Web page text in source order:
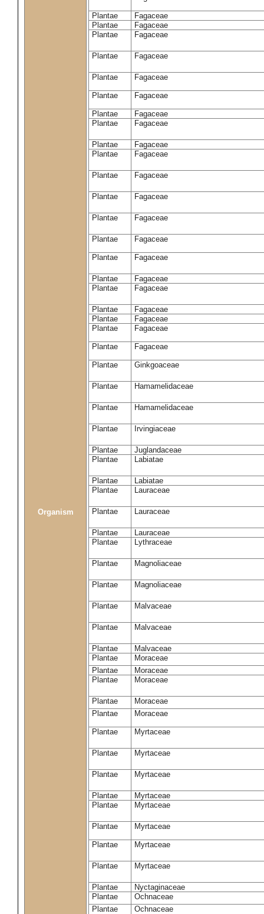
Organism
Plantae
Fagaceae
Plantae
Fagaceae
Plantae
Fagaceae
Plantae Fagaceae
Plantae Fagaceae
Plantae Fagaceae
Plantae
Fagaceae
Plantae
Fagaceae
Plantae
Fagaceae
Plantae
Fagaceae
Plantae Fagaceae
Plantae Fagaceae
Plantae Fagaceae
Plantae Fagaceae
Plantae Fagaceae
Plantae
Fagaceae
Plantae
Fagaceae
Plantae
Fagaceae
Plantae
Fagaceae
Plantae
Fagaceae
Plantae Fagaceae
Plantae Ginkgoaceae
Plantae Hamamelidaceae
Plantae Hamamelidaceae
Plantae Irvingiaceae
Plantae
Juglandaceae
Plantae
Labiatae
Plantae
Labiatae
Plantae
Lauraceae
Plantae Lauraceae
Plantae
Lauraceae
Plantae
Lythraceae
Plantae Magnoliaceae
Plantae Magnoliaceae
Plantae Malvaceae
Plantae Malvaceae
Plantae
Malvaceae
Plantae
Moraceae
Plantae
Moraceae
Plantae
Moraceae
Plantae
Moraceae
Plantae
Moraceae
Plantae Myrtaceae
Plantae Myrtaceae
Plantae Myrtaceae
Plantae
Myrtaceae
Plantae
Myrtaceae
Plantae Myrtaceae
Plantae Myrtaceae
Plantae Myrtaceae
Plantae
Nyctaginaceae
Plantae
Ochnaceae
Plantae
Ochnaceae